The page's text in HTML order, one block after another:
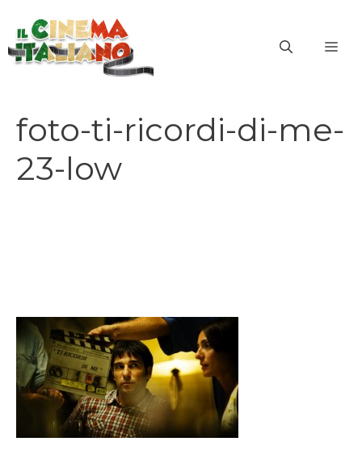
contenuto
foto-ti-ricordi-di-me-
23-low